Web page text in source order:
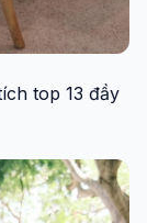
top 13 đầy